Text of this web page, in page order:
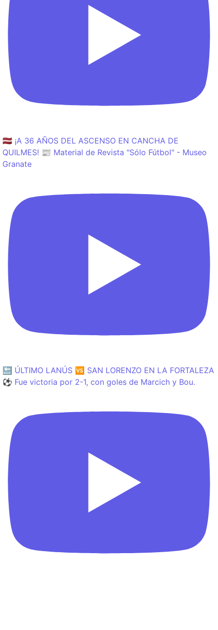
🇱🇻 ¡A 36 AÑOS DEL ASCENSO EN CANCHA DE
QUILMES! 📰 Material de Revista "Sólo Fútbol" - Museo
Granate
🔙 ÚLTIMO LANÚS 🆚 SAN LORENZO EN LA FORTALEZA
⚽️ Fue victoria por 2-1, con goles de Marcich y Bou.